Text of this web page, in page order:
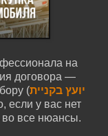
на
договора —
(יועץ בקניית
если у вас нет
во все нюансы.